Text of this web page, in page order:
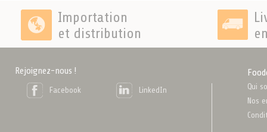
Importation
et distribution
Rejoignez-nous !
Facebook LinkedIn
Qui
Nos